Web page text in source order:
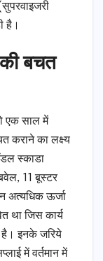
है।
बचत
एक साल में
कराने का लक्ष्य
स्काडा
11 बूस्टर
अत्यधिक ऊर्जा
था जिस कार्य
है। इनके जरिये
में वर्तमान में